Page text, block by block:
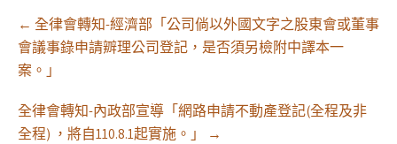
Post
navigation
← 全律會轉知-經濟部「公司倘以外國文字之股東會或董事
會議事錄申請辧理公司登記，是否須另檢附中譯本一
案。」
全律會轉知-內政部宣導「網路申請不動產登記(全程及非
全程) ，將自110.8.1起實施。」
→